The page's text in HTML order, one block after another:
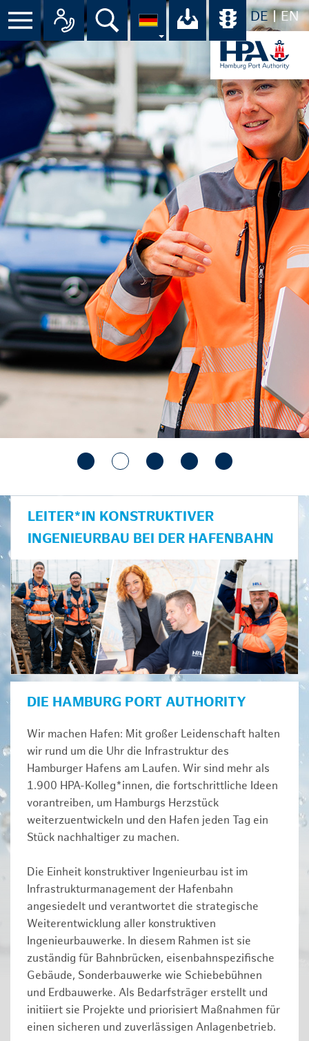
DE EN
Menü Alle Ansprechpartner im
Suche Ihr Download-
LEITER*IN KONSTRUKTIVER
INGENIEURBAU BEI DER HAFENBAHN
DIE HAMBURG PORT AUTHORITY
Wir machen Hafen: Mit großer Leidenschaft halten
wir rund um die Uhr die Infrastruktur des
Hamburger Hafens am Laufen. Wir sind mehr als
1.900 HPA-Kolleg*innen, die fortschrittliche Ideen
vorantreiben, um Hamburgs Herzstück
weiterzuentwickeln und den Hafen jeden Tag ein
Stück nachhaltiger zu machen.
Die Einheit konstruktiver Ingenieurbau ist im
Infrastrukturmanagement der Hafenbahn
angesiedelt und verantwortet die strategische
Weiterentwicklung aller konstruktiven
Ingenieurbauwerke. In diesem Rahmen ist sie
zuständig für Bahnbrücken, eisenbahnspezifische
Gebäude, Sonderbauwerke wie Schiebebühnen
und Erdbauwerke. Als Bedarfsträger erstellt und
initiiert sie Projekte und priorisiert Maßnahmen für
einen sicheren und zuverlässigen Anlagenbetrieb.